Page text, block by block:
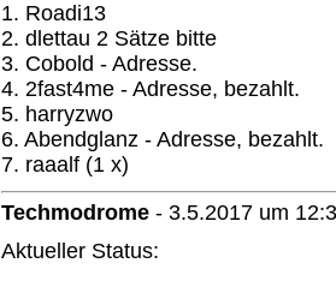
1. Roadi13
2. dlettau 2 Sätze bitte
3. Cobold - Adresse.
4. 2fast4me - Adresse, bezahlt.
5. harryzwo
6. Abendglanz - Adresse, bezahlt.
7. raaalf (1 x)
Techmodrome - 3.5.2017 um
Aktueller Status: